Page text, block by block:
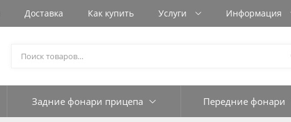
Доставка Как купить Услуги Информация
Задние фонари прицепа Передние фонари